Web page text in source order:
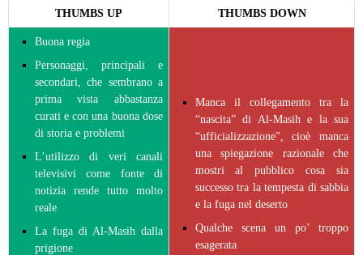
THUMBS UP THUMBS DOWN
Buona regia
Personaggi, principali e
secondari, che sembrano a
prima vista abbastanza
curati e con una buona dose
di storia e problemi
L’utilizzo di veri canali
televisivi come fonte di
notizia rende tutto molto
reale
La fuga di Al-Masih dalla
prigione
Manca il collegamento tra la
“nascita” di Al-Masih e la sua
“ufficializzazione”, cioè manca
una spiegazione razionale che
mostri al pubblico cosa sia
successo tra la tempesta di sabbia
e la fuga nel deserto
Qualche scena un po’ troppo
esagerata